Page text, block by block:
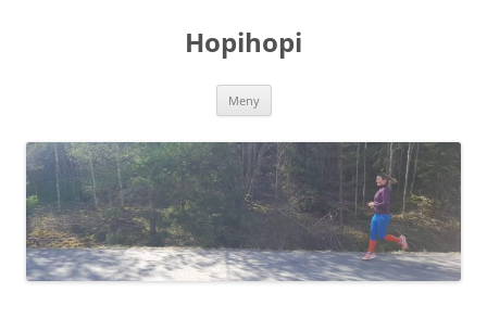
Hopihopi
Meny